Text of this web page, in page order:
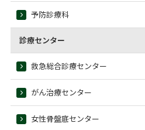
予防診療科
診療センター
救急総合診療センター
がん治療センター
女性骨盤底センター